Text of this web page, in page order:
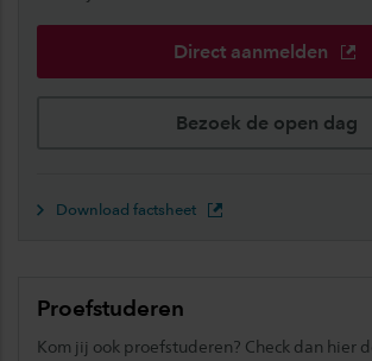
Direct aanmelden
Bezoek de open dag
Download factsheet
Proefstuderen
Kom jij ook proefstuderen? Check dan hier